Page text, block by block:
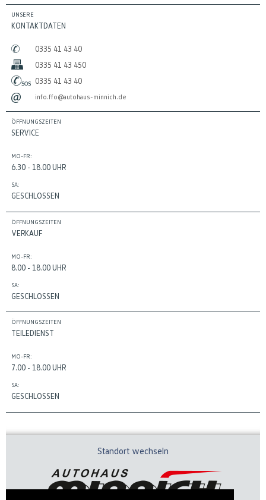
UNSERE
KONTAKTDATEN
0335 41 43 40
0335 41 43 450
0335 41 43 40
info.ffo@autohaus-minnich.de
ÖFFNUNGSZEITEN
SERVICE
MO-FR:
6.30 - 18.00 UHR
SA:
GESCHLOSSEN
ÖFFNUNGSZEITEN
VERKAUF
MO-FR:
8.00 - 18.00 UHR
SA:
GESCHLOSSEN
ÖFFNUNGSZEITEN
TEILEDIENST
MO-FR:
7.00 - 18.00 UHR
SA:
GESCHLOSSEN
Standort wechseln